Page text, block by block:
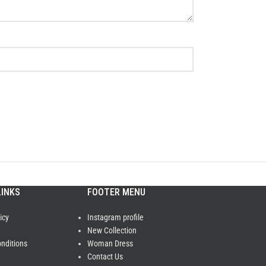
FOOTER MENU
Instagram profile
New Collection
Woman Dress
Contact Us